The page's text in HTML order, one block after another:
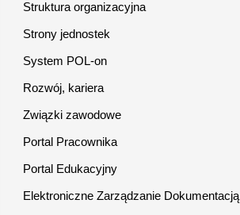
Struktura organizacyjna
Strony jednostek
System POL-on
Rozwój, kariera
Związki zawodowe
Portal Pracownika
Portal Edukacyjny
Elektroniczne Zarządzanie Dokumentacją